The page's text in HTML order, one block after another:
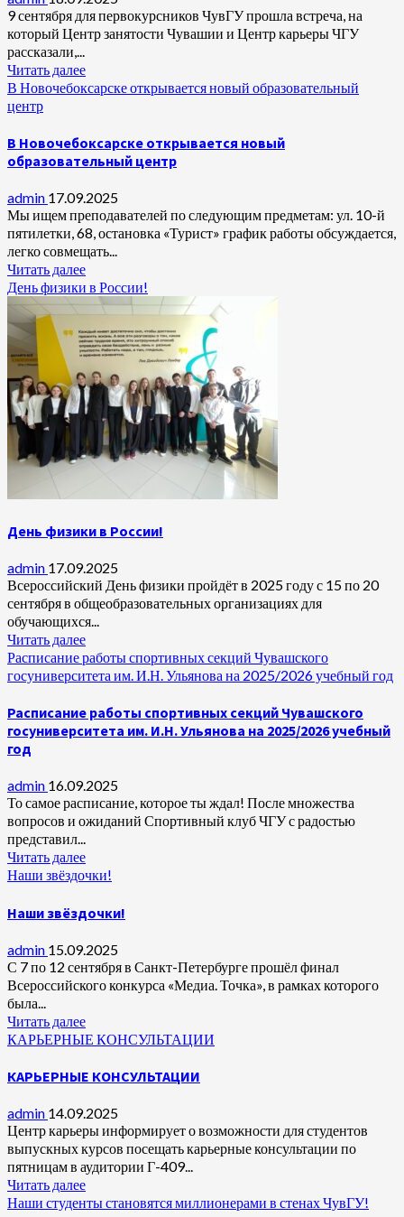
9 сентября для первокурсников ЧувГУ прошла встреча, на
который Центр занятости Чувашии и Центр карьеры ЧГУ
рассказали,...
Читать далее
В Новочебоксарске открывается новый образовательный
центр
В Новочебоксарске открывается новый
образовательный центр
admin 17.09.2025
Мы ищем преподавателей по следующим предметам: ул. 10-й
пятилетки, 68, остановка «Турист» график работы обсуждается,
легко совмещать...
Читать далее
День физики в России!
День физики в России!
admin 17.09.2025
Всероссийский День физики пройдёт в 2025 году с 15 по 20
сентября в общеобразовательных организациях для
обучающихся...
Читать далее
Расписание работы спортивных секций Чувашского
госуниверситета им. И.Н. Ульянова на 2025/2026 учебный год
Расписание работы спортивных секций Чувашского
госуниверситета им. И.Н. Ульянова на 2025/2026 учебный
год
admin 16.09.2025
То самое расписание, которое ты ждал! После множества
вопросов и ожиданий Спортивный клуб ЧГУ с радостью
представил...
Читать далее
Наши звёздочки!
Наши звёздочки!
admin 15.09.2025
С 7 по 12 сентября в Санкт-Петербурге прошёл финал
Всероссийского конкурса «Медиа. Точка», в рамках которого
была...
Читать далее
КАРЬЕРНЫЕ КОНСУЛЬТАЦИИ
КАРЬЕРНЫЕ КОНСУЛЬТАЦИИ
admin 14.09.2025
Центр карьеры информирует о возможности для студентов
выпускных курсов посещать карьерные консультации по
пятницам в аудитории Г-409...
Читать далее
Наши студенты становятся миллионерами в стенах ЧувГУ!